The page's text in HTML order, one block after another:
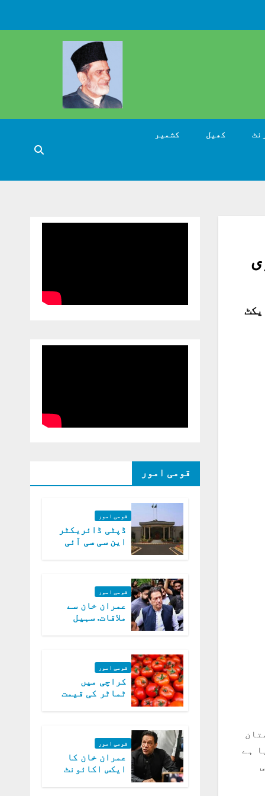
کھیل کشمیر
ہے
قومی امور
قومی امور
ڈپٹی ڈائریکٹر
این سی سی آئی
قومی امور
عمران خان سے
ملاقات. سہیل
قومی امور
کراچی میں
ٹماٹر کی قیمت
قومی امور
عمران خان کا
ایکس اکائونٹ